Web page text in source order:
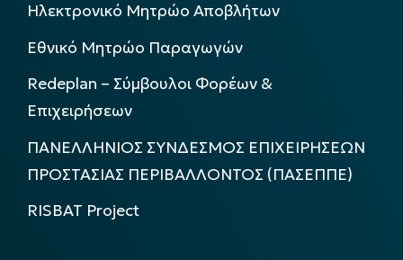
Ηλεκτρονικό Μητρώο Αποβλήτων
Εθνικό Μητρώο Παραγωγών
Redeplan – Σύμβουλοι Φορέων &
Επιχειρήσεων
ΠΑΝΕΛΛΗΝΙΟΣ ΣΥΝΔΕΣΜΟΣ ΕΠΙΧΕΙΡΗΣΕΩΝ
ΠΡΟΣΤΑΣΙΑΣ ΠΕΡΙΒΑΛΛΟΝΤΟΣ (ΠΑΣΕΠΠΕ)
RISBAT Project